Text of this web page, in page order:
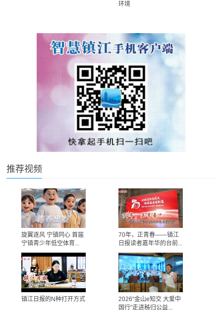
环境
推荐视频
旋翼逐风 宁镇同心 首届
宁镇青少年低空体育...
70年，正青春——镇江
日报读者嘉年华的台前...
镇江日报的N种打开方式
2026“金山e知交 大爱中
国行”走进秭归公益...